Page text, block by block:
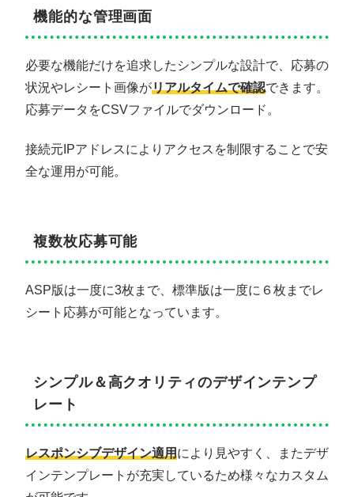
機能的な管理画面
必要な機能だけを追求したシンプルな設計で、応募の
状況やレシート画像がリアルタイムで確認できます。
応募データをCSVファイルでダウンロード。
接続元IPアドレスによりアクセスを制限することで安
全な運用が可能。
複数枚応募可能
ASP版は一度に3枚まで、標準版は一度に６枚までレ
シート応募が可能となっています。
シンプル＆高クオリティのデザインテンプ
レート
レスポンシブデザイン適用により見やすく、またデザ
インテンプレートが充実しているため様々なカスタム